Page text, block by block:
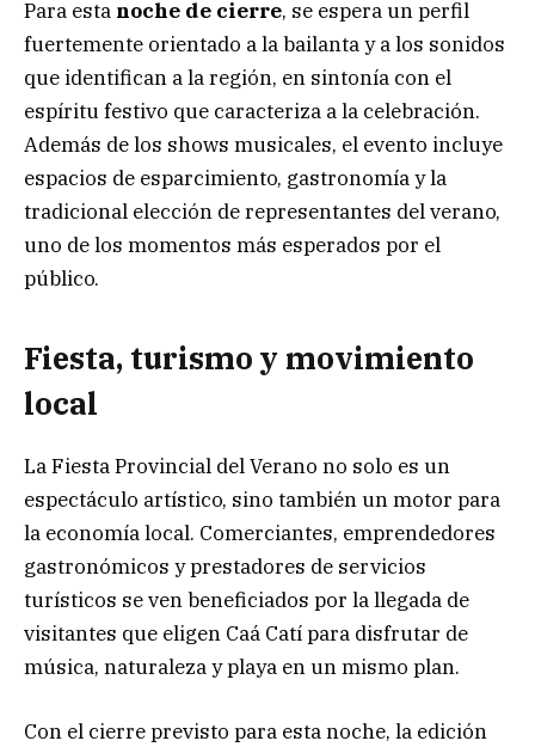
Para esta noche de cierre, se espera un perfil
fuertemente orientado a la bailanta y a los sonidos
que identifican a la región, en sintonía con el
espíritu festivo que caracteriza a la celebración.
Además de los shows musicales, el evento incluye
espacios de esparcimiento, gastronomía y la
tradicional elección de representantes del verano,
uno de los momentos más esperados por el
público.
Fiesta, turismo y movimiento
local
La Fiesta Provincial del Verano no solo es un
espectáculo artístico, sino también un motor para
la economía local. Comerciantes, emprendedores
gastronómicos y prestadores de servicios
turísticos se ven beneficiados por la llegada de
visitantes que eligen Caá Catí para disfrutar de
música, naturaleza y playa en un mismo plan.
Con el cierre previsto para esta noche, la edición